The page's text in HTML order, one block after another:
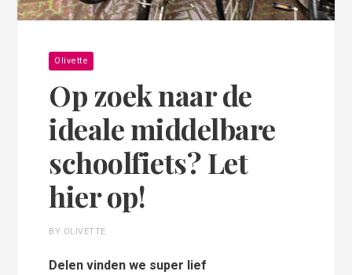
Olivette
Op zoek naar de
ideale middelbare
schoolfiets? Let
hier op!
BY OLIVETTE
Delen vinden we super lief